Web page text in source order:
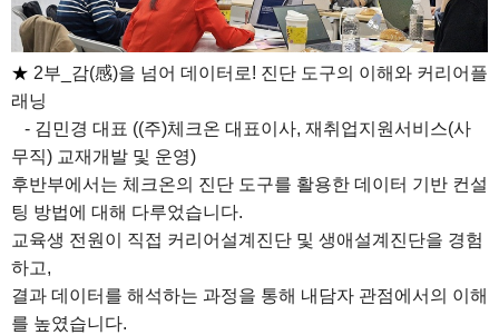
★ 2부_감(感)을 넘어 데이터로! 진단 도구의 이해와 커리어플
래닝
- 김민경 대표 ((주)체크온 대표이사, 재취업지원서비스(사
무직) 교재개발 및 운영)
후반부에서는 체크온의 진단 도구를 활용한 데이터 기반 컨설
팅 방법에 대해 다루었습니다.
교육생 전원이 직접 커리어설계진단 및 생애설계진단을 경험
하고,
결과 데이터를 해석하는 과정을 통해 내담자 관점에서의 이해
를 높였습니다.